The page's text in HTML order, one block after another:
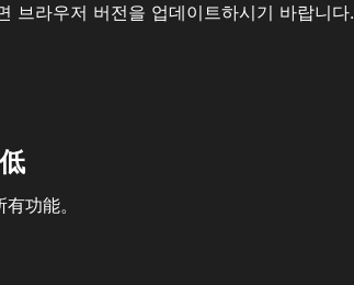
브라우저 버전을 업데이트하시기 바랍니다.
功能。